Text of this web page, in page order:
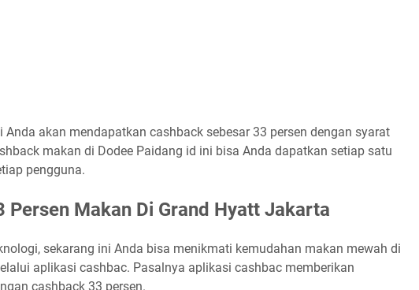
Anda akan mendapatkan cashback sebesar 33 persen dengan syarat
makan di Dodee Paidang id ini bisa Anda dapatkan setiap satu
pengguna.
Persen Makan Di Grand Hyatt Jakarta
sekarang ini Anda bisa menikmati kemudahan makan mewah di
aplikasi cashbac. Pasalnya aplikasi cashbac memberikan
cashback 33 persen.